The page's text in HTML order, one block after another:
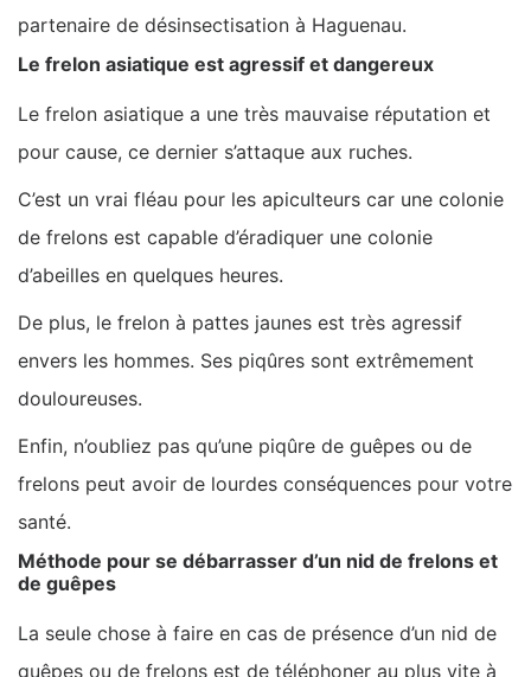
partenaire de désinsectisation à Haguenau.
Le frelon asiatique est agressif et dangereux
Le frelon asiatique a une très mauvaise réputation et
pour cause, ce dernier s’attaque aux ruches.
C’est un vrai fléau pour les apiculteurs car une colonie
de frelons est capable d’éradiquer une colonie
d’abeilles en quelques heures.
De plus, le frelon à pattes jaunes est très agressif
envers les hommes. Ses piqûres sont extrêmement
douloureuses.
Enfin, n’oubliez pas qu’une piqûre de guêpes ou de
frelons peut avoir de lourdes conséquences pour votre
santé.
Méthode pour se débarrasser d’un nid de frelons et
de guêpes
La seule chose à faire en cas de présence d’un nid de
guêpes ou de frelons est de téléphoner au plus vite à